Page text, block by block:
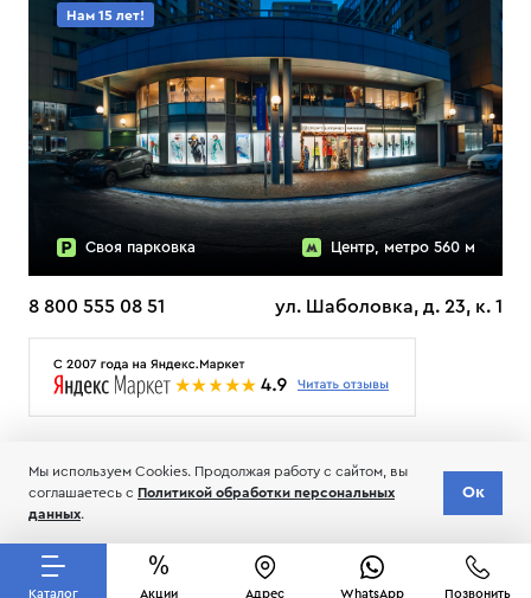
Нам 15 лет!
Своя парковка Центр, метро 560 м
8 800 555 08 51 ул. Шаболовка, д. 23, к. 1
© 2006-2026 Пределанет
Каталог Акции Адрес WhatsApp Позвонить
Мы используем Cookies. Продолжая работу с сайтом, вы
соглашаетесь с Политикой обработки персональных
данных.
Ок